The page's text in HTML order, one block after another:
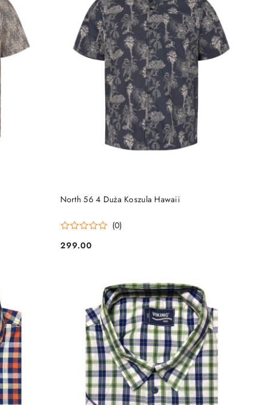
North 56 4 Duża Koszula Hawaii
(0)
Cena:
299.00
DO KOSZYKA